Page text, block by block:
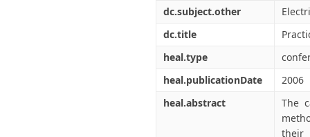
dc.subject.other
dc.title
heal.type
heal.publicationDate
2006
heal.abstract
The
their